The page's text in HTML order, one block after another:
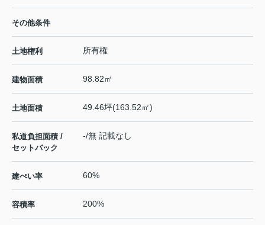
その他条件
土地権利 所有権
建物面積 98.82㎡
土地面積 49.46坪(163.52㎡)
私道負担面積 /
セットバック
-/無 記載なし
建ぺい率 60%
容積率 200%